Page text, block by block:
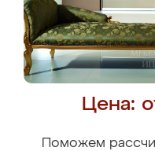
Цена:
Поможем